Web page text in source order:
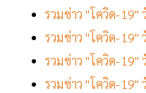
รวมข่าว "โควิด-
รวมข่าว "โควิด-
รวมข่าว "โควิด-
รวมข่าว "โควิด-